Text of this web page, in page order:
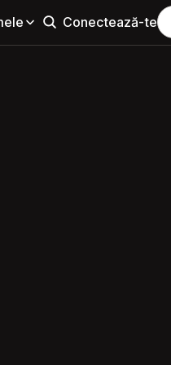
Conectează-te